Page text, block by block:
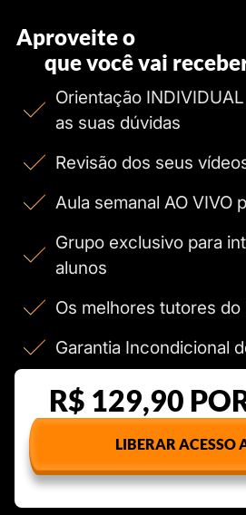
Aproveite o
que você vai
Orientação
as suas dúvidas
Revisão dos seus
Aula semanal AO VIVO
Grupo exclusivo para
alunos
Os melhores tutores do
Garantia Incondicional
R$ 129,90
LIBERAR ACESSO
Cancele quando